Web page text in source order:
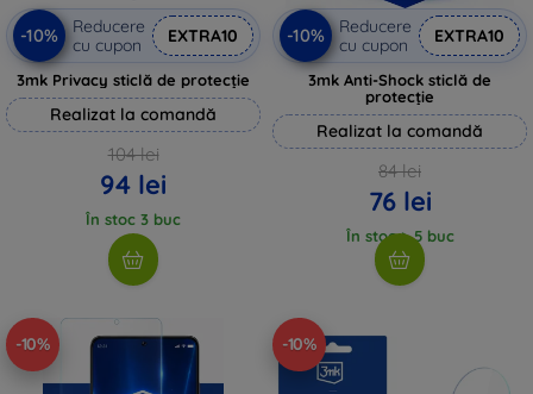
-10%
Reducere
cu cupon
EXTRA10
3mk Privacy sticlă de protecție
Realizat la comandă
104 lei
94 lei
În stoc 3 buc
-10%
Reducere
cu cupon
EXTRA10
3mk Anti-Shock sticlă de
protecție
Realizat la comandă
84 lei
76 lei
În stoc > 5 buc
-10% -10%